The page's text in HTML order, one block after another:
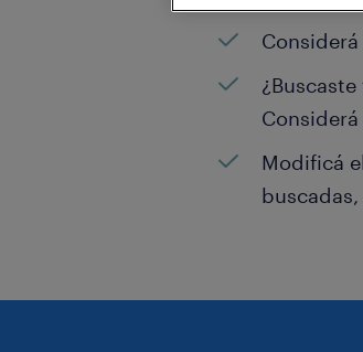
Modificá